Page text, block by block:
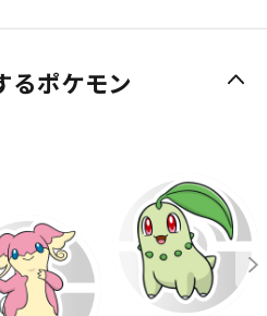
るポケモン